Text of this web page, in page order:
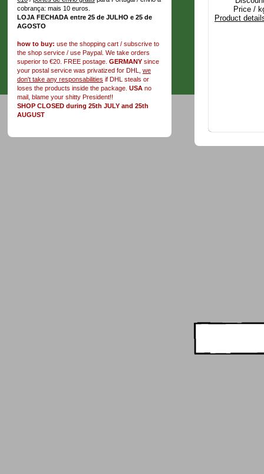
cobrança: mais 10 euros.
LOJA FECHADA entre 25 de JULHO e 25 de
AGOSTO
how to buy: use the shopping cart / subscrive to
the shop service / use Paypal. We take orders
superior to €20. FREE postage. GERMANY since
your postal service was privatized for DHL, we
don't take any responsabilities if DHL steals or
loses the products inside the package. USA no
mail, blame your shitty President!!
SHOP CLOSED during 25th JULY and 25th
AUGUST
Price /
Product